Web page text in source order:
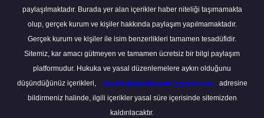
paylaşılmaktadır. Burada yer alan içerikler haber niteliği taşımamakta
olup, gerçek kurum ve kişiler hakkında paylaşım yapılmamaktadır.
Gerçek kurum ve kişiler ile isim benzerlikleri tamamen tesadüfidir.
Sitemiz, kar amacı gütmeyen ve tamamen ücretsiz bir bilgi paylaşım
platformudur. Hukuka ve yasal düzenlemelere aykırı olduğunu
düşündüğünüz içerikleri,
backlinkpanelicomtr@gmail.com
adresine
bildirmeniz halinde, ilgili içerikler yasal süre içerisinde sitemizden
kaldırılacaktır.